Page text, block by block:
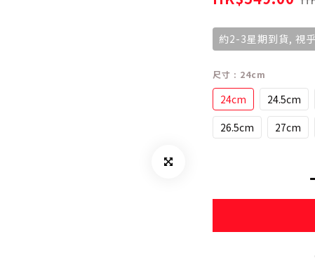
約2-3星期到貨, 視
尺寸 : 24cm
24cm 24.5cm
26.5cm
27cm